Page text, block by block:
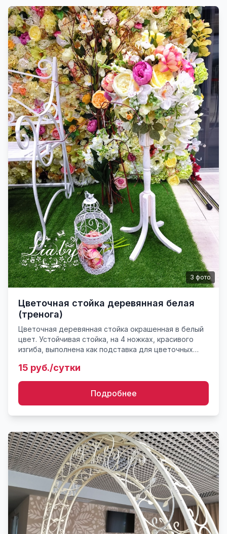
3фото
Цветочная стойка деревянная белая
(тренога)
Цветочная деревянная стойка окрашенная в белый
цвет. Устойчивая стойка, на 4 ножках, красивого
изгиба, выполнена как подставка для цветочных
Вес порядк...
15 руб./сутки
Подробнее